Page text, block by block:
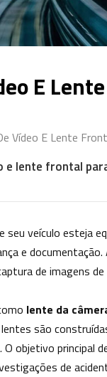
E
Vídeo E Lente
e lente frontal
veículo esteja
e
de imagens de
lente da
são
objetivo principal
de